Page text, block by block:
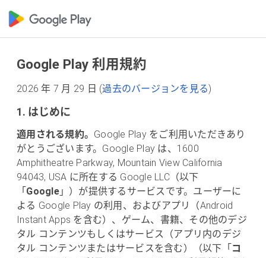
Google Play 利用規約
2026 年 7 月 29 日 (過去のバージョンを見る)
1. はじめに
適用される規約。 Google Play をご利用いただきあり
がとうございます。Google Play は、1600
Amphitheatre Parkway, Mountain View California
94043, USA に所在する Google LLC（以下
「 Google」）が提供するサービスです。ユーザーに
よる Google Play の利用、およびアプリ（Android
Instant Apps を含む）、ゲーム、書籍、その他のデジ
タル コンテンツもしくはサービス（アプリ内のデジ
タル コンテンツまたはサービスを含む）（以下「 コ